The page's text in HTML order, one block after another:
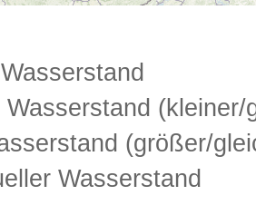
Wasserstand (kleiner/
(größer/
Wasserstand